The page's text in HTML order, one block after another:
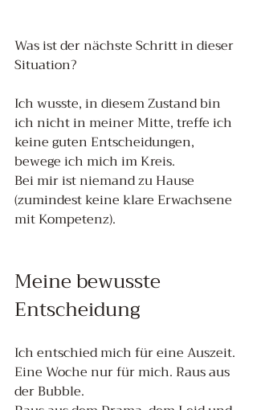
Was ist der nächste Schritt in dieser
Situation?
Ich wusste, in diesem Zustand bin
ich nicht in meiner Mitte, treffe ich
keine guten Entscheidungen,
bewege ich mich im Kreis.
Bei mir ist niemand zu Hause
(zumindest keine klare Erwachsene
mit Kompetenz).
Meine bewusste
Entscheidung
Ich entschied mich für eine Auszeit.
Eine Woche nur für mich. Raus aus
der Bubble.